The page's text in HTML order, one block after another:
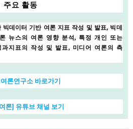
주요 활동
데이터 기반 여론 지표 작성 및 발표, 빅데
뉴스의 여론 영향 분석,특정 개인 또는
지표의 작성 및 발표, 미디어 여론의 측
론연구소 바로가기
론] 유튜브 채널 보기